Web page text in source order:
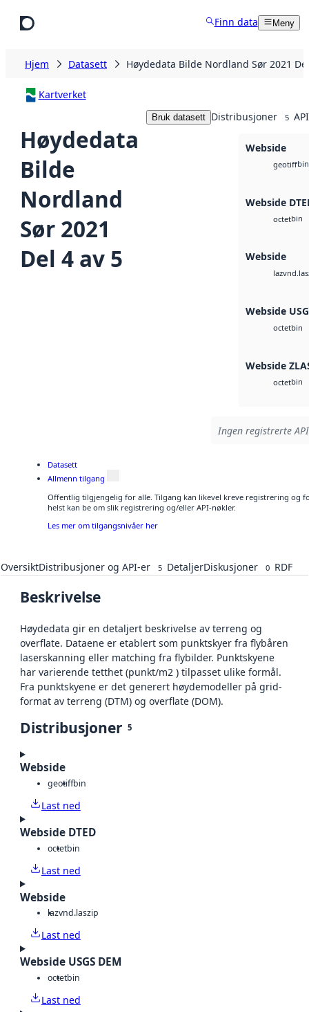
Finn data Meny
Hjem Datasett Høydedata Bilde Nordland Sør 2021
Kartverket
Høydedata
Bilde
Nordland
Sør 2021
Del 4 av 5
Bruk datasett Distribusjoner 5
Webside
geotiffbin
Webside
octetbin
Webside
laz
Webside
octetbin
Webside
octetbin
Ingen registrerte
Datasett
Allmenn tilgang
Offentlig tilgjengelig for alle. Tilgang kan likevel kreve registrering og
helst kan be om slik registrering og/eller API-nøkler.
Les mer om tilgangsnivåer her
OversiktDistribusjoner og API-er 5 DetaljerDiskusjoner 0 RDF
Beskrivelse
Høydedata gir en detaljert beskrivelse av terreng og
overflate. Dataene er etablert som punktskyer fra flybåren
laserskanning eller matching fra flybilder. Punktskyene
har varierende tetthet (punkt/m2 ) tilpasset ulike formål.
Fra punktskyene er det generert høydemodeller på grid-
format av terreng (DTM) og overflate (DOM).
Distribusjoner 5
Webside
geotiffbin
Last ned
Webside DTED
octetbin
Last ned
Webside
lazvnd.laszip
Last ned
Webside USGS DEM
octetbin
Last ned